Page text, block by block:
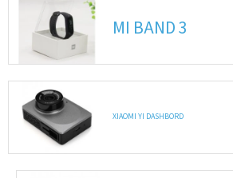
MI BAND 3
XIAOMI YI DASHBORD